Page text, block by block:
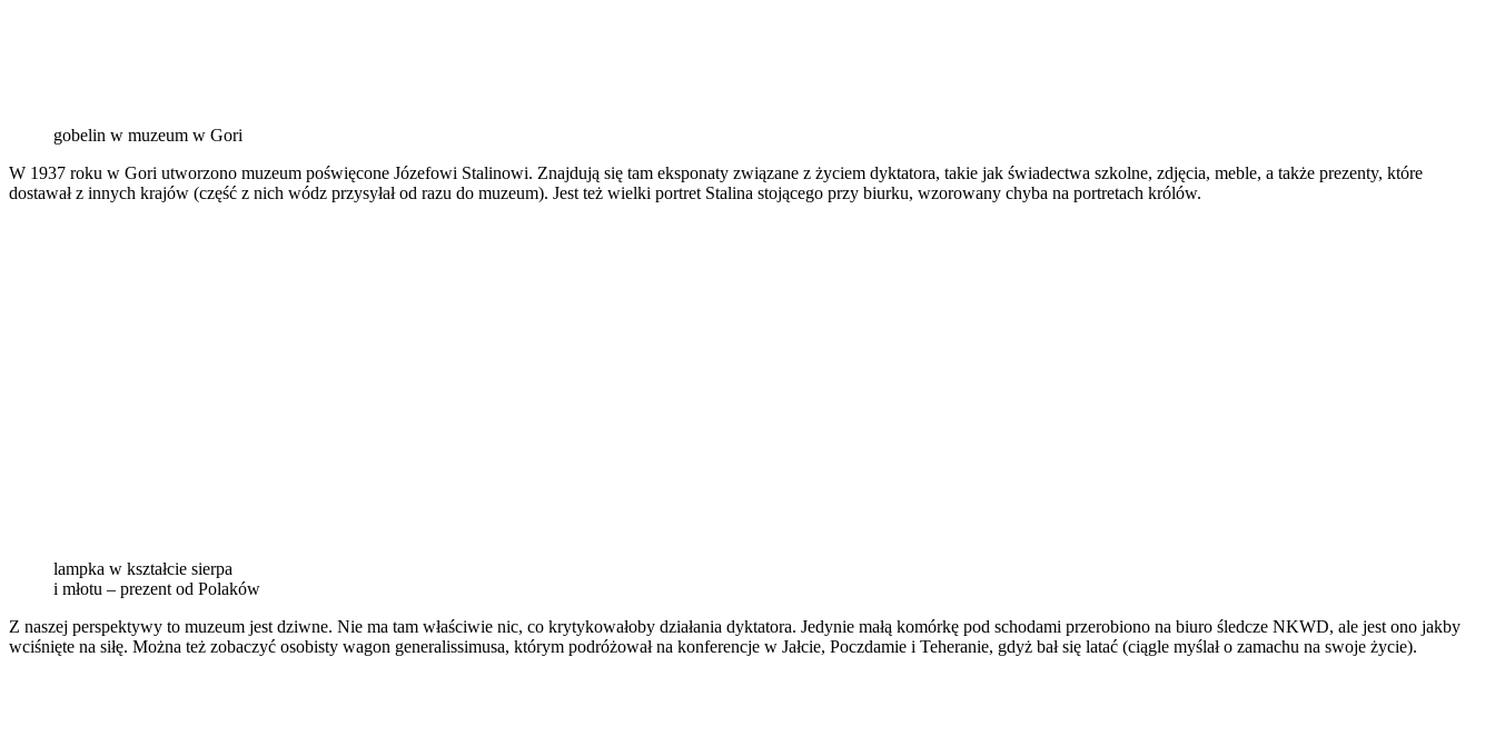
gobelin w muzeum w Gori
W 1937 roku w Gori utworzono muzeum poświęcone Józefowi Stalinowi. Znajdują się tam eksponaty związane z życiem dyktatora, takie jak świadectwa szkolne, zdjęcia, meble, a także prezenty, które
dostawał z innych krajów (część z nich wódz przysyłał od razu do muzeum). Jest też wielki portret Stalina stojącego przy biurku, wzorowany chyba na portretach królów.
lampka w kształcie sierpa
i młotu – prezent od Polaków
Z naszej perspektywy to muzeum jest dziwne. Nie ma tam właściwie nic, co krytykowałoby działania dyktatora. Jedynie małą komórkę pod schodami przerobiono na biuro śledcze NKWD, ale jest ono jakby
wciśnięte na siłę. Można też zobaczyć osobisty wagon generalissimusa, którym podróżował na konferencje w Jałcie, Poczdamie i Teheranie, gdyż bał się latać (ciągle myślał o zamachu na swoje życie).